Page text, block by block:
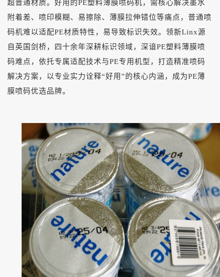
超普通材质。好用的PE塑料薄膜喷码机，需核心解决墨水
附着差、喷印模糊、易擦除、薄膜拉伸错位等痛点，普通喷
码机难以适配PE材质特性，易导致标识失效。领新Linx源
自英国剑桥，四十余年深耕标识领域，深谙PE塑料薄膜喷
码难点，依托专属适配技术与PE专用机型，打造精准喷码
解决方案，以专业实力诠释“好用”的核心内涵，成为PE薄
膜喷码优选品牌。